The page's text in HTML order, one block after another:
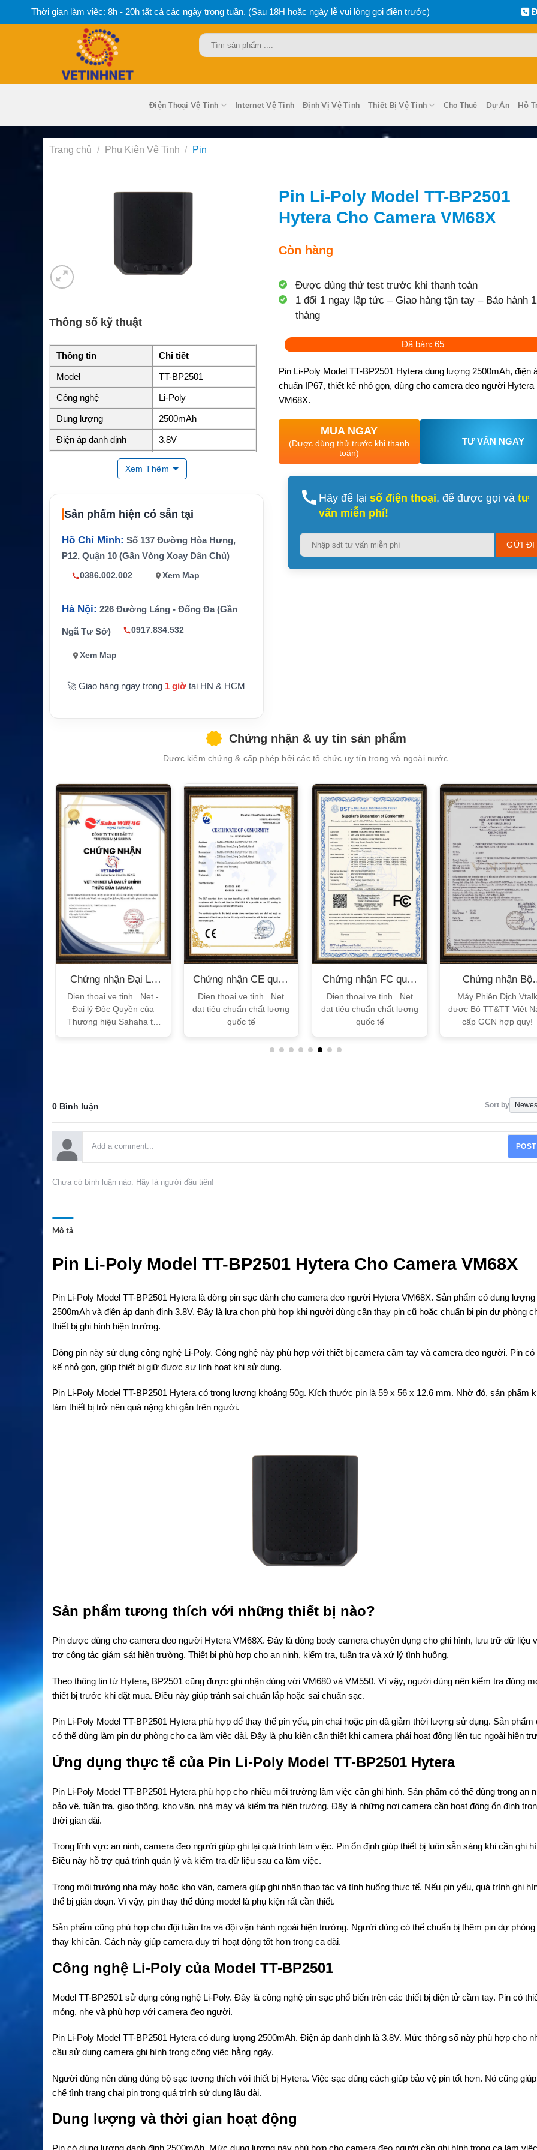
Thời gian làm việc: 8h - 20h tất cả các ngày trong tuần. (Sau 18H hoặc ngày lễ vui lòng gọi điện trước)
Tìm
kiếm:
Điện Thoại Vệ Tinh Internet Vệ Tinh Định Vị Vệ Tinh Thiết Bị Vệ Tinh Cho Thuê Dự Án Hỗ
Trang chủ / Phụ Kiện Vệ Tinh / Pin
Thông số kỹ thuật
Thông tin Chi tiết
Model TT-BP2501
Công nghệ Li-Poly
Dung lượng 2500mAh
Điện áp danh định 3.8V
Khoảng 9.5Wh
IP67
Trọng lượng
Thiết bị tương thích Hytera VM68X
Xem Thêm
Sản phẩm hiện có sẵn tại
Hồ Chí Minh: Số 137 Đường Hòa Hưng,
P12, Quận 10 (Gần Vòng Xoay Dân Chủ)
0386.002.002 Xem Map
Hà Nội: 226 Đường Láng - Đống Đa (Gần
Ngã Tư Sở) 0917.834.532
Xem Map
🚀 Giao hàng ngay trong 1 giờ tại HN & HCM
Pin Li-Poly Model TT-BP2501
Hytera Cho Camera VM68X
Còn hàng
Được dùng thử test trước khi thanh toán
1 đổi 1 ngay lập tức – Giao hàng tận tay – Bảo hành
tháng
Đã bán: 65
Pin Li-Poly Model TT-BP2501 Hytera dung lượng 2500mAh, điện
chuẩn IP67, thiết kế nhỏ gọn, dùng cho camera đeo người Hytera
VM68X.
MUA NGAY
(Được dùng thử trước khi thanh
toán)
TƯ VẤN NGAY
Hãy để lại số điện thoại, để được gọi và tư
vấn miễn phí!
Please
this
Chứng nhận & uy tín sản phẩm
Được kiểm chứng & cấp phép bởi các tổ chức uy tín trong và ngoài nước
Chứng nhận Đại Lý
Sahaha
Dien thoai ve tinh . Net -
Đại lý Độc Quyền của
Thương hiệu Sahaha tại
Chứng nhận CE quốc
tế
Dien thoai ve tinh . Net
đạt tiêu chuẩn chất lượng
quốc tế
Chứng nhận FC quốc
tế
Dien thoai ve tinh . Net
đạt tiêu chuẩn chất lượng
quốc tế
Chứng nhận Bộ
TT&TT
Máy Phiên Dịch
được Bộ TT&TT Việt
cấp GCN hợp quy!
0 Bình luận Sort by
POST
Chưa có bình luận nào. Hãy là người đầu tiên!
Mô tả
Pin Li-Poly Model TT-BP2501 Hytera Cho Camera VM68X
Pin Li-Poly Model TT-BP2501 Hytera là dòng pin sạc dành cho camera đeo người Hytera VM68X. Sản phẩm có dung lượng
2500mAh và điện áp danh định 3.8V. Đây là lựa chọn phù hợp khi người dùng cần thay pin cũ hoặc chuẩn bị pin dự phòng
thiết bị ghi hình hiện trường.
Dòng pin này sử dụng công nghệ Li-Poly. Công nghệ này phù hợp với thiết bị camera cầm tay và camera đeo người. Pin có
kế nhỏ gọn, giúp thiết bị giữ được sự linh hoạt khi sử dụng.
Pin Li-Poly Model TT-BP2501 Hytera có trọng lượng khoảng 50g. Kích thước pin là 59 x 56 x 12.6 mm. Nhờ đó, sản phẩm
làm thiết bị trở nên quá nặng khi gắn trên người.
Sản phẩm tương thích với những thiết bị nào?
Pin được dùng cho camera đeo người Hytera VM68X. Đây là dòng body camera chuyên dụng cho ghi hình, lưu trữ dữ liệu
trợ công tác giám sát hiện trường. Thiết bị phù hợp cho an ninh, kiểm tra, tuần tra và xử lý tình huống.
Theo thông tin từ Hytera, BP2501 cũng được ghi nhận dùng với VM680 và VM550. Vì vậy, người dùng nên kiểm tra đúng
thiết bị trước khi đặt mua. Điều này giúp tránh sai chuẩn lắp hoặc sai chuẩn sạc.
Pin Li-Poly Model TT-BP2501 Hytera phù hợp để thay thế pin yếu, pin chai hoặc pin đã giảm thời lượng sử dụng. Sản phẩm
có thể dùng làm pin dự phòng cho ca làm việc dài. Đây là phụ kiện cần thiết khi camera phải hoạt động liên tục ngoài hiện
Ứng dụng thực tế của Pin Li-Poly Model TT-BP2501 Hytera
Pin Li-Poly Model TT-BP2501 Hytera phù hợp cho nhiều môi trường làm việc cần ghi hình. Sản phẩm có thể dùng trong an
bảo vệ, tuần tra, giao thông, kho vận, nhà máy và kiểm tra hiện trường. Đây là những nơi camera cần hoạt động ổn định
thời gian dài.
Trong lĩnh vực an ninh, camera đeo người giúp ghi lại quá trình làm việc. Pin ổn định giúp thiết bị luôn sẵn sàng khi cần ghi
Điều này hỗ trợ quá trình quản lý và kiểm tra dữ liệu sau ca làm việc.
Trong môi trường nhà máy hoặc kho vận, camera giúp ghi nhận thao tác và tình huống thực tế. Nếu pin yếu, quá trình ghi
thể bị gián đoạn. Vì vậy, pin thay thế đúng model là phụ kiện rất cần thiết.
Sản phẩm cũng phù hợp cho đội tuần tra và đội vận hành ngoài hiện trường. Người dùng có thể chuẩn bị thêm pin dự phòng
thay khi cần. Cách này giúp camera duy trì hoạt động tốt hơn trong ca dài.
Công nghệ Li-Poly của Model TT-BP2501
Model TT-BP2501 sử dụng công nghệ Li-Poly. Đây là công nghệ pin sạc phổ biến trên các thiết bị điện tử cầm tay. Pin có
mỏng, nhẹ và phù hợp với camera đeo người.
Pin Li-Poly Model TT-BP2501 Hytera có dung lượng 2500mAh. Điện áp danh định là 3.8V. Mức thông số này phù hợp cho
cầu sử dụng camera ghi hình trong công việc hằng ngày.
Người dùng nên dùng đúng bộ sạc tương thích với thiết bị Hytera. Việc sạc đúng cách giúp bảo vệ pin tốt hơn. Nó cũng
chế tình trạng chai pin trong quá trình sử dụng lâu dài.
Dung lượng và thời gian hoạt động
XEM CHI TIẾT XEM CHI TIẾT XEM CHI TIẾT